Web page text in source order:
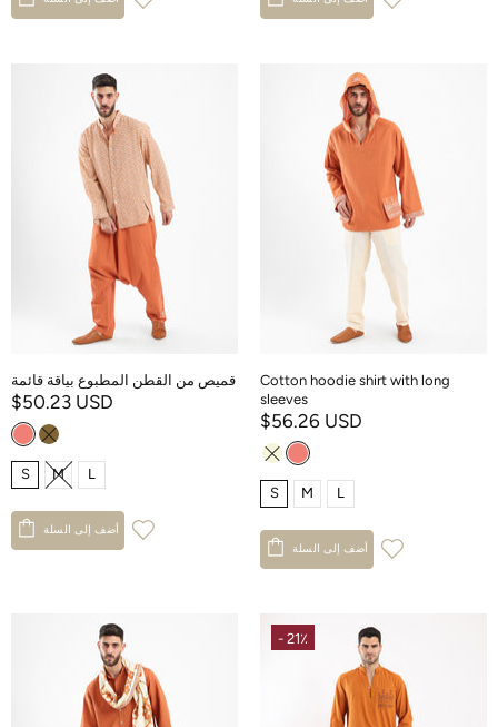
قميص من القطن المطبوع بياقة قائمة
$50.23 USD
S M L
أضف إلى السلة
Cotton hoodie shirt with long
sleeves
$56.26 USD
S M L
أضف إلى السلة
- 21٪